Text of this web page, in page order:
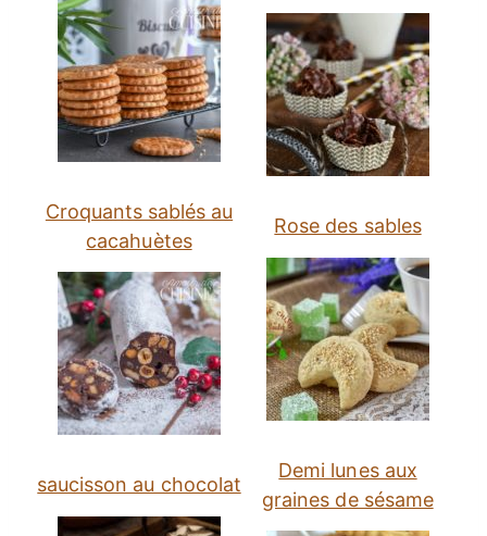
Croquants sablés au
cacahuètes
Rose des sables
saucisson au chocolat
Demi lunes aux
graines de sésame